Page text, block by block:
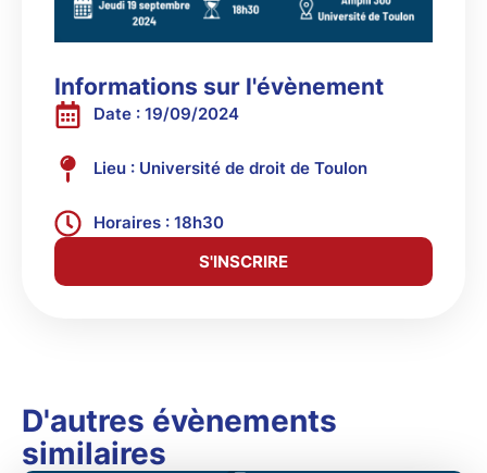
Informations sur l'évènement
Date : 19/09/2024
Lieu : Université de droit de Toulon
Horaires : 18h30
S'INSCRIRE
D'autres évènements
similaires